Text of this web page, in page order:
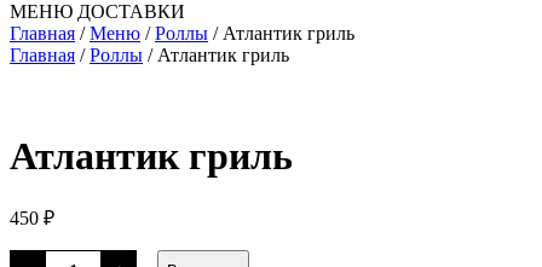
МЕНЮ ДОСТАВКИ
Главная /Меню /Роллы /Атлантик гриль
Главная /Роллы / Атлантик гриль
Атлантик гриль
450 ₽
Количество